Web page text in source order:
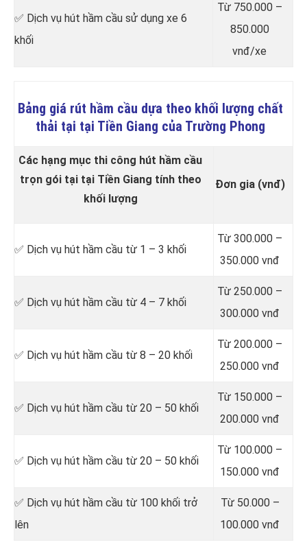
✅ Dịch vụ hút hầm cầu sử dụng xe 6
khối
Từ 750.000 –
850.000
vnđ/xe
Bảng giá rút hầm cầu dựa theo khối lượng chất
thải tại tại Tiền Giang của Trường Phong
Các hạng mục thi công hút hầm cầu
trọn gói tại tại Tiền Giang tính theo
khối lượng
Đơn gia (vnđ)
✅ Dịch vụ hút hầm cầu từ 1 – 3 khối
Từ 300.000 –
350.000 vnđ
✅ Dịch vụ hút hầm cầu từ 4 – 7 khối
Từ 250.000 –
300.000 vnđ
✅ Dịch vụ hút hầm cầu từ 8 – 20 khối
Từ 200.000 –
250.000 vnđ
✅ Dịch vụ hút hầm cầu từ 20 – 50 khối
Từ 150.000 –
200.000 vnđ
✅ Dịch vụ hút hầm cầu từ 20 – 50 khối
Từ 100.000 –
150.000 vnđ
✅ Dịch vụ hút hầm cầu từ 100 khối trở
lên
Từ 50.000 –
100.000 vnđ